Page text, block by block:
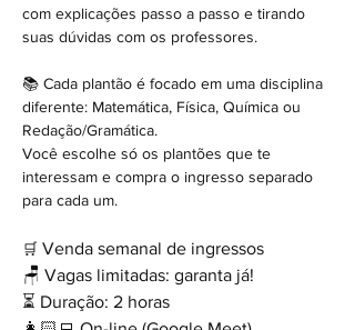
com explicações passo a passo e tirando
suas dúvidas com os professores.
📚 Cada plantão é focado em uma disciplina
diferente: Matemática, Física, Química ou
Redação/Gramática.
Você escolhe só os plantões que te
interessam e compra o ingresso separado
para cada um.
🛒 Venda semanal de ingressos
🪑 Vagas limitadas: garanta já!
⏳ Duração: 2 horas